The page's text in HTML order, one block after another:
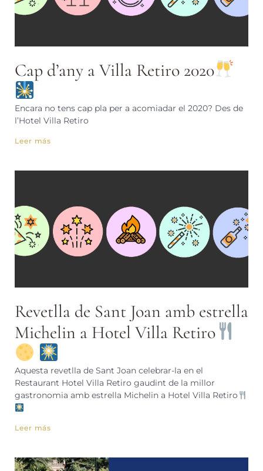
Cap d’any a Villa Retiro 2020
Encara no tens cap pla per a acomiadar el 2020? Des de
l’Hotel Villa Retiro
Leer más
Revetlla de Sant Joan amb estrella
Michelin a Hotel Villa Retiro
Aquesta revetlla de Sant Joan celebrar-la en el
Restaurant Hotel Villa Retiro gaudint de la millor
gastronomia amb estrella Michelin a Hotel Villa Retiro
Leer más